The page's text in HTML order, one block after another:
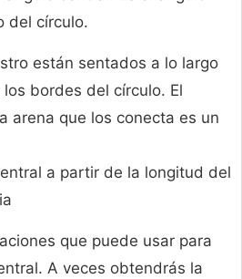
del círculo.
están sentados a lo largo
bordes del círculo. El
arena que los conecta es un
a partir de la longitud del
que puede usar para
A veces obtendrás la